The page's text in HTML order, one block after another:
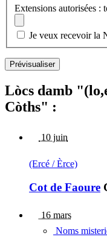
Extensions autorisées :
Je veux recevoir la
Lòcs damb
Còths" :
10 juin
(Ercé / Èrce)
Cot de Faoure
16 mars
Noms